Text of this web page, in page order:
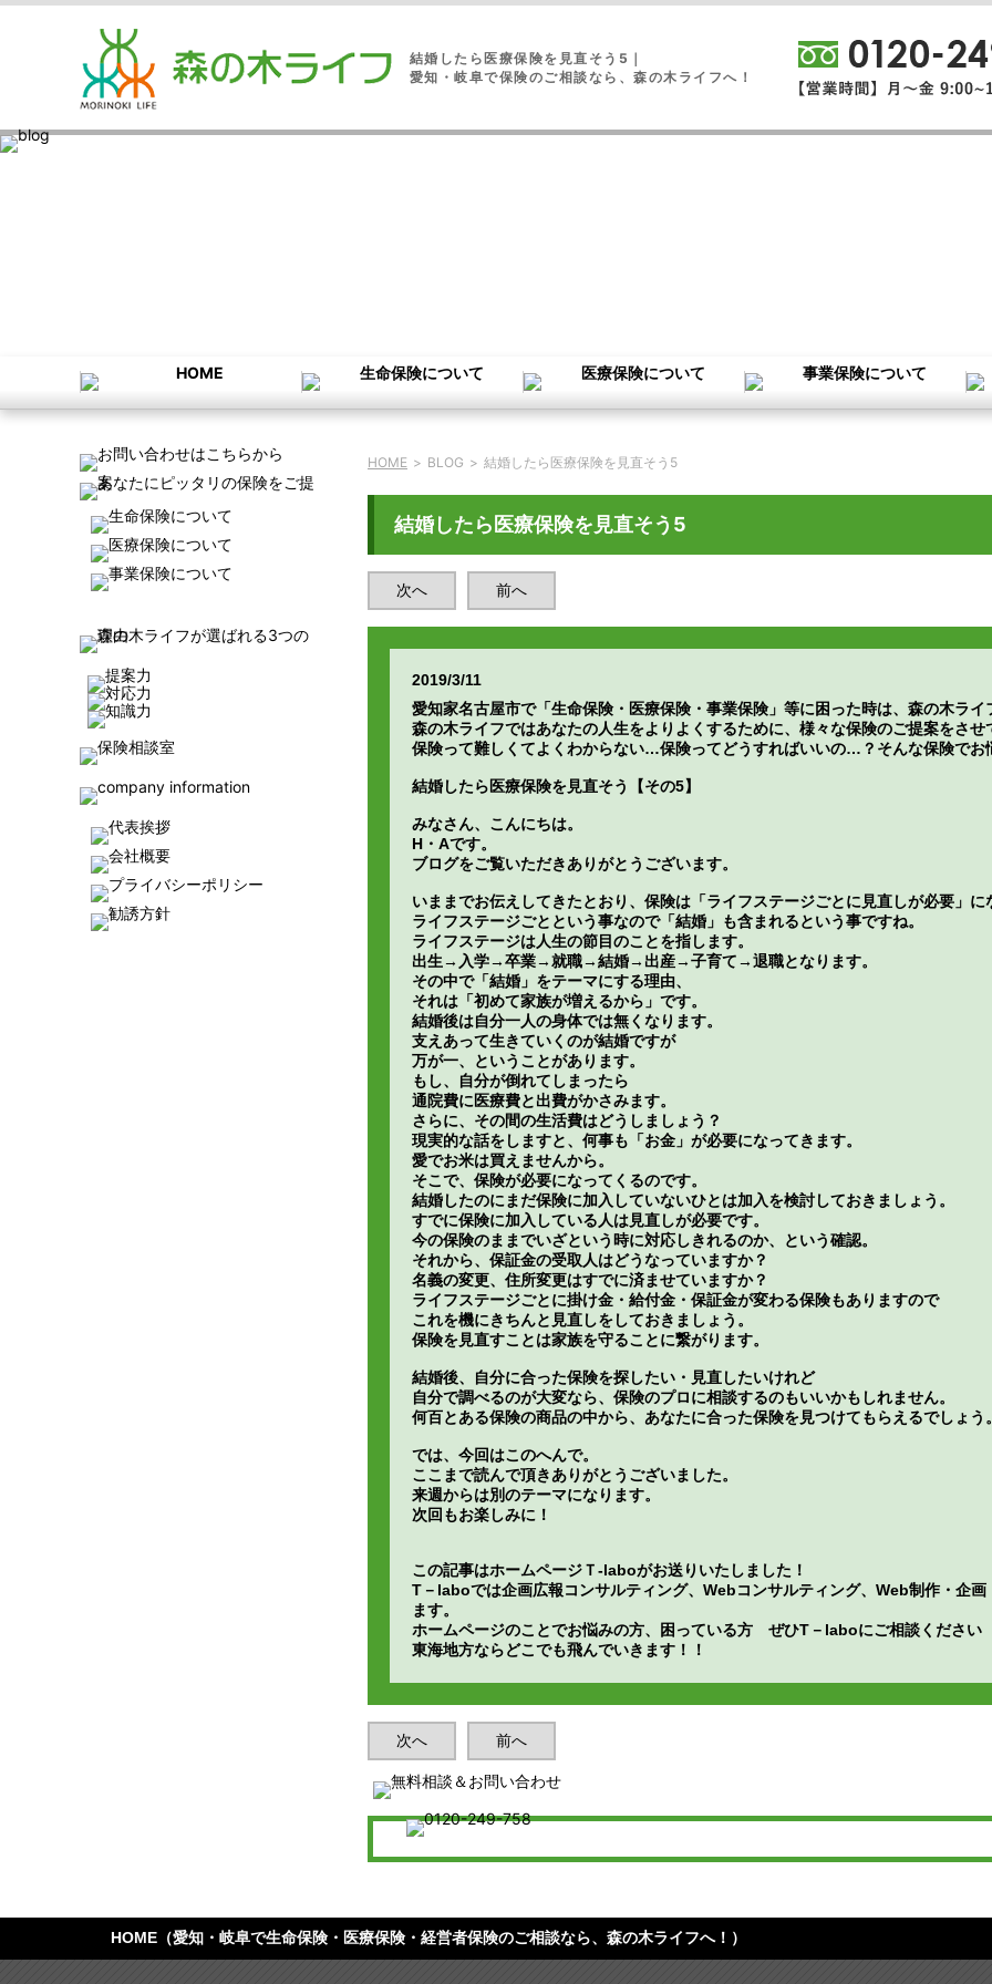
結婚したら医療保険を見直そう5｜
愛知・岐阜で保険のご相談なら、森の木ライフへ！
HOME > BLOG > 結婚したら医療保険を見直そう5
結婚したら医療保険を見直そう5
次へ 前へ
2019/3/11
愛知家名古屋市で「生命保険・医療保険・事業保険」等に困った時は、森の木ライ
森の木ライフではあなたの人生をよりよくするために、様々な保険のご提案をさせ
保険って難しくてよくわからない…保険ってどうすればいいの…？そんな保険でお
結婚したら医療保険を見直そう【その5】
みなさん、こんにちは。
H・Aです。
ブログをご覧いただきありがとうございます。
いままでお伝えしてきたとおり、保険は「ライフステージごとに見直しが必要」に
ライフステージごとという事なので「結婚」も含まれるという事ですね。
ライフステージは人生の節目のことを指します。
出生→入学→卒業→就職→結婚→出産→子育て→退職となります。
その中で「結婚」をテーマにする理由、
それは「初めて家族が増えるから」です。
結婚後は自分一人の身体では無くなります。
支えあって生きていくのが結婚ですが
万が一、ということがあります。
もし、自分が倒れてしまったら
通院費に医療費と出費がかさみます。
さらに、その間の生活費はどうしましょう？
現実的な話をしますと、何事も「お金」が必要になってきます。
愛でお米は買えませんから。
そこで、保険が必要になってくるのです。
結婚したのにまだ保険に加入していないひとは加入を検討しておきましょう。
すでに保険に加入している人は見直しが必要です。
今の保険のままでいざという時に対応しきれるのか、という確認。
それから、保証金の受取人はどうなっていますか？
名義の変更、住所変更はすでに済ませていますか？
ライフステージごとに掛け金・給付金・保証金が変わる保険もありますので
これを機にきちんと見直しをしておきましょう。
保険を見直すことは家族を守ることに繋がります。
結婚後、自分に合った保険を探したい・見直したいけれど
自分で調べるのが大変なら、保険のプロに相談するのもいいかもしれません。
何百とある保険の商品の中から、あなたに合った保険を見つけてもらえるでしょう
では、今回はこのへんで。
ここまで読んで頂きありがとうございました。
来週からは別のテーマになります。
次回もお楽しみに！
この記事はホームページＴ‐laboがお送りいたしました！
T－laboでは企画広報コンサルティング、Webコンサルティング、Web制作・企
ます。
ホームページのことでお悩みの方、困っている方 ぜひT－laboにご相談ください
東海地方ならどこでも飛んでいきます！！
次へ 前へ
HOME （愛知・岐阜で生命保険・医療保険・経営者保険のご相談なら、森の木ライフへ！）